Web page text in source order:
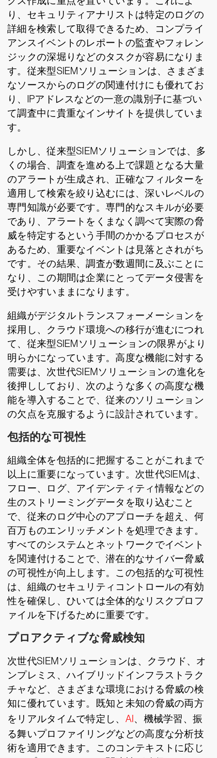
り、セキュリティアナリストは特定のログの
詳細を検索して取得できるため、コンプライ
アンスイベントのレポートの監査やフォレン
ジックの深堀りなどのタスクが容易になりま
す。従来型SIEMソリューションは、さまざま
なソースからのログの関連付けにも優れてお
り、IPアドレスなどの一意の識別子に基づい
て調査中に貴重なインサイトを提供していま
す。
しかし、従来型SIEMソリューションでは、多
くの場合、調査を進める上で課題となる大量
のアラートが生成され、正確なフィルターを
適用して検索を絞り込むには、深いレベルの
専門知識が必要です。専門的なスキルが必要
であり、アラートをくまなく調べて実際の脅
威を特定するという手間のかかるプロセスが
あるため、重要なイベントは見落とされがち
です。その結果、調査が数週間に及ぶことに
なり、この期間は企業にとってデータ侵害を
受けやすいままになります。
組織がデジタルトランスフォーメーションを
採用し、クラウド環境への移行が進むにつれ
て、従来型SIEMソリューションの限界がより
明らかになっています。高度な機能に対する
需要は、次世代SIEMソリューションの進化を
後押ししており、次のような多くの高度な機
能を導入することで、従来のソリューション
の欠点を克服するように設計されています。
包括的な可視性
組織全体を包括的に把握することがこれまで
以上に重要になっています。次世代SIEMは、
フロー、ログ、アイデンティティ情報などの
生のストリーミングデータを取り込むこと
で、従来のログ中心のアプローチを超え、何
百万ものエンリッチメントを処理できます。
すべてのシステムとネットワークでイベント
を関連付けることで、潜在的なサイバー脅威
の可視性が向上します。この包括的な可視性
は、組織のセキュリティコントロールの有効
性を確保し、ひいては全体的なリスクプロフ
ァイルを下げるために重要です。
プロアクティブな脅威検知
次世代SIEMソリューションは、クラウド、オ
ンプレミス、ハイブリッドインフラストラク
チャなど、さまざまな環境における脅威の検
知に優れています。既知と未知の脅威の両方
をリアルタイムで特定し、 AI 、機械学習、振
る舞いプロファイリングなどの高度な分析技
術を適用できます。このコンテキストに応じ